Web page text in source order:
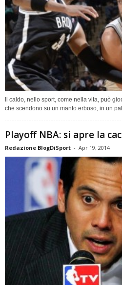
Il caldo, nello sport, come nella vita, può
che scendono su un manto erboso, in un
Playoff NBA: si apre la
Redazione BlogDiSport - Apr 19, 2014